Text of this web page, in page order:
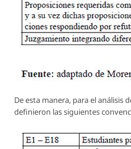
De esta manera, para el análisis
definieron las siguientes